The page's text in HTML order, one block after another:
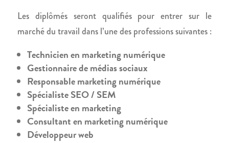
Les diplômés seront qualifiés pour entrer sur le
marché du travail dans l’une des professions suivantes :
Technicien en marketing numérique
Gestionnaire de médias sociaux
Responsable marketing numérique
Spécialiste SEO / SEM
Spécialiste en marketing
Consultant en marketing numérique
Développeur web